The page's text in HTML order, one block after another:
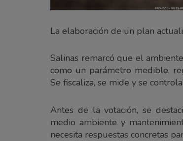
La elaboración de un plan
Salinas remarcó que el
como un parámetro medible,
Se fiscaliza, se mide y se
Antes de la votación, se
medio ambiente y
necesita respuestas concretas